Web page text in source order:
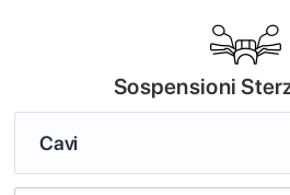
Sospensioni
Cavi